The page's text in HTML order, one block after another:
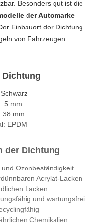
Besonders gut ist die
der Automarke
Einbauort der Dichtung
von Fahrzeugen.
Dichtung
5 mm
38 mm
EPDM
der Dichtung
Ozonbeständigkeit
Acrylat-Lacken
Lacken
und wartungsfrei
Chemikalien